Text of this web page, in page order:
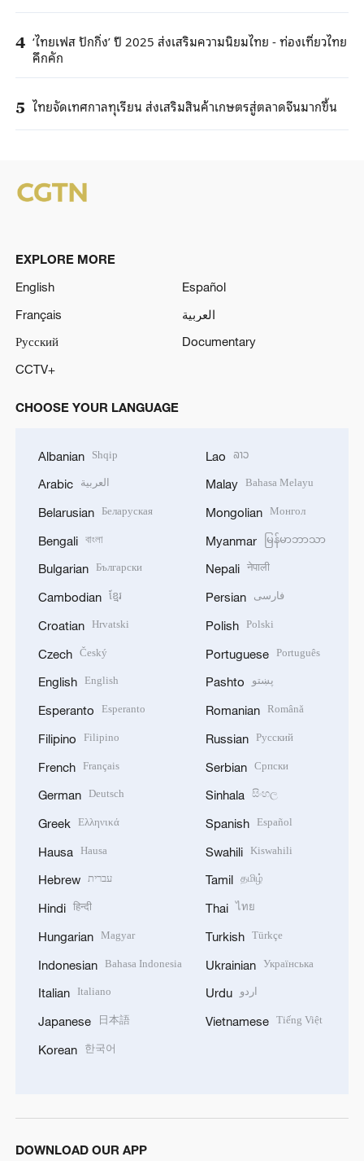
4 ‘ไทยเฟส ปักกิ่ง’ ปี 2025 ส่งเสริมความนิยมไทย - ท่องเที่ยวไทย
คึกคัก
5 ไทยจัดเทศกาลทุเรียน ส่งเสริมสินค้าเกษตรสู่ตลาดจีนมากขึ้น
EXPLORE MORE
English
Español
Français
العربية
Русский
Documentary
CCTV+
CHOOSE YOUR LANGUAGE
Albanian Shqip
Arabic العربية
Belarusian Беларуская
Bengali বাংলা
Bulgarian Български
Cambodian ខ្មែរ
Croatian Hrvatski
Czech Český
English English
Esperanto Esperanto
Filipino Filipino
French Français
German Deutsch
Greek Ελληνικά
Hausa Hausa
Hebrew עברית
Hindi हिन्दी
Hungarian Magyar
Indonesian Bahasa Indonesia
Italian Italiano
Japanese 日本語
Korean 한국어
Lao ລາວ
Malay Bahasa Melayu
Mongolian Монгол
Myanmar မြန်မာဘာသာ
Nepali नेपाली
Persian فارسی
Polish Polski
Portuguese Português
Pashto پښتو
Romanian Română
Russian Русский
Serbian Српски
Sinhala සිංහල
Spanish Español
Swahili Kiswahili
Tamil தமிழ்
Thai ไทย
Turkish Türkçe
Ukrainian Українська
Urdu اردو
Vietnamese Tiếng Việt
DOWNLOAD OUR APP